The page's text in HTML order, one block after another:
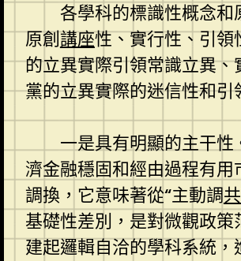
各學科的標識性概念
原創講座性、實行性、引
的立異實際引領常識立異
黨的立異實際的迷信性和引
一是具有明顯的主干
濟金融穩固和經由過程有
調換，它意味著從“主動調
基礎性差別，是對微觀政
建起邏輯自洽的學科系統